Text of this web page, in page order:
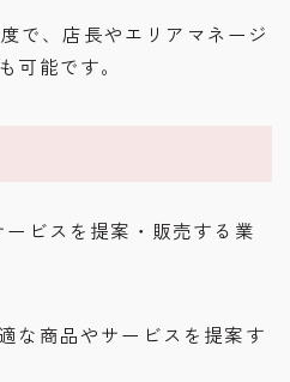
で、店長やエリアマネージ
可能です。
ビスを提案・販売する業
な商品やサービスを提案す